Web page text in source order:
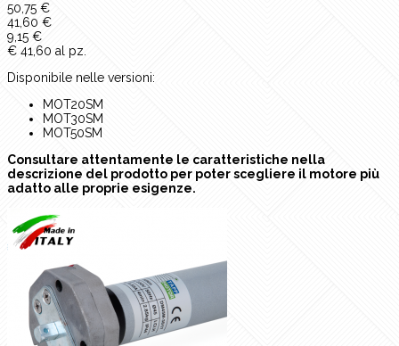
50,75 €
41,60 €
9,15 €
€ 41,60 al pz.
Disponibile nelle versioni:
MOT20SM
MOT30SM
MOT50SM
Consultare attentamente le caratteristiche nella
descrizione del prodotto per poter scegliere il motore più
adatto alle proprie esigenze.